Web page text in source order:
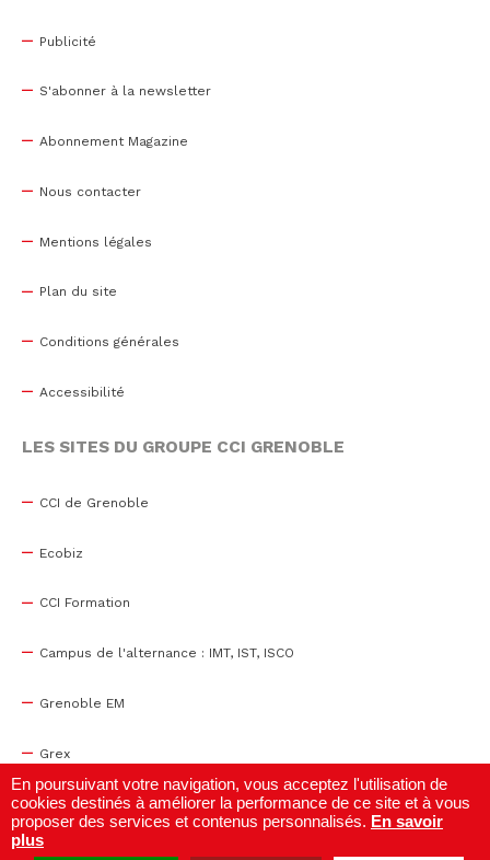
Publicité
S'abonner à la newsletter
Abonnement Magazine
Nous contacter
Mentions légales
Plan du site
Conditions générales
Accessibilité
LES SITES DU GROUPE CCI GRENOBLE
CCI de Grenoble
Ecobiz
CCI Formation
Campus de l'alternance : IMT, IST, ISCO
Grenoble EM
Grex
WTC Grenoble
Centre de congrès
En poursuivant votre navigation, vous acceptez l'utilisation de
cookies destinés à améliorer la performance de ce site et à vous
proposer des services et contenus personnalisés. En savoir
plus